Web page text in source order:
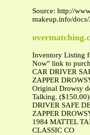
Source: http://
makeup.info/
Inventory Listing
Now" link to
CAR DRIVER
ZAPPER
Original Drowsy
Talking.
DRIVER SAFE
ZAPPER
1984 MATTEL
CLASSIC CO